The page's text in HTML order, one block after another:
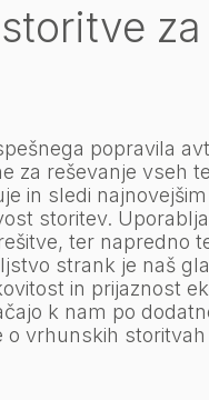
za
popravila
za reševanje vseh
in sledi
storitev.
ter napredno
strank je naš
in prijaznost
k nam po
o vrhunskih